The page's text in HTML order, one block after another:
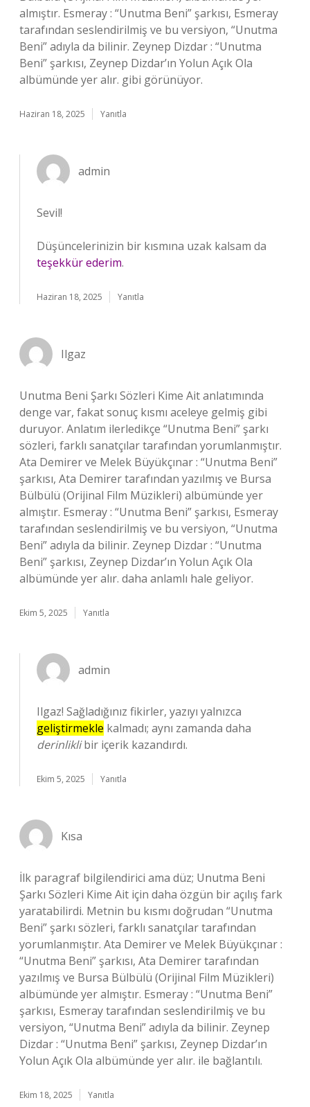
almıştır. Esmeray : “Unutma Beni” şarkısı, Esmeray
tarafından seslendirilmiş ve bu versiyon, “Unutma
Beni” adıyla da bilinir. Zeynep Dizdar : “Unutma
Beni” şarkısı, Zeynep Dizdar’ın Yolun Açık Ola
albümünde yer alır. gibi görünüyor.
Haziran 18, 2025 Yanıtla
admin
Sevil!
Düşüncelerinizin bir kısmına uzak kalsam da
teşekkür ederim.
Haziran 18, 2025 Yanıtla
Ilgaz
Unutma Beni Şarkı Sözleri Kime Ait anlatımında
denge var, fakat sonuç kısmı aceleye gelmiş gibi
duruyor. Anlatım ilerledikçe “Unutma Beni” şarkı
sözleri, farklı sanatçılar tarafından yorumlanmıştır.
Ata Demirer ve Melek Büyükçınar : “Unutma Beni”
şarkısı, Ata Demirer tarafından yazılmış ve Bursa
Bülbülü (Orijinal Film Müzikleri) albümünde yer
almıştır. Esmeray : “Unutma Beni” şarkısı, Esmeray
tarafından seslendirilmiş ve bu versiyon, “Unutma
Beni” adıyla da bilinir. Zeynep Dizdar : “Unutma
Beni” şarkısı, Zeynep Dizdar’ın Yolun Açık Ola
albümünde yer alır. daha anlamlı hale geliyor.
Ekim 5, 2025 Yanıtla
admin
Ilgaz! Sağladığınız fikirler, yazıyı yalnızca
geliştirmekle kalmadı; aynı zamanda daha
derinliklibir içerik kazandırdı.
Ekim 5, 2025 Yanıtla
Kısa
İlk paragraf bilgilendirici ama düz; Unutma Beni
Şarkı Sözleri Kime Ait için daha özgün bir açılış fark
yaratabilirdi. Metnin bu kısmı doğrudan “Unutma
Beni” şarkı sözleri, farklı sanatçılar tarafından
yorumlanmıştır. Ata Demirer ve Melek Büyükçınar :
“Unutma Beni” şarkısı, Ata Demirer tarafından
yazılmış ve Bursa Bülbülü (Orijinal Film Müzikleri)
albümünde yer almıştır. Esmeray : “Unutma Beni”
şarkısı, Esmeray tarafından seslendirilmiş ve bu
versiyon, “Unutma Beni” adıyla da bilinir. Zeynep
Dizdar : “Unutma Beni” şarkısı, Zeynep Dizdar’ın
Yolun Açık Ola albümünde yer alır. ile bağlantılı.
Ekim 18, 2025 Yanıtla